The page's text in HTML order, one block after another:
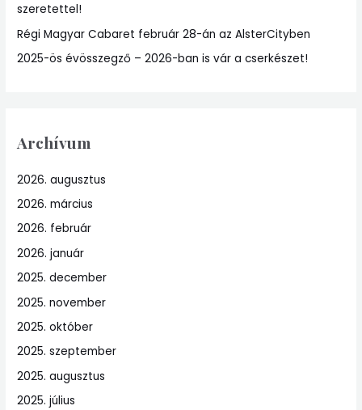
:szeretettel!
Régi Magyar Cabaret február 28-án az AlsterCityben
2025-ös évösszegző – 2026-ban is vár a cserkészet!
Archívum
2026. augusztus
2026. március
2026. február
2026. január
2025. december
2025. november
2025. október
2025. szeptember
2025. augusztus
2025. július